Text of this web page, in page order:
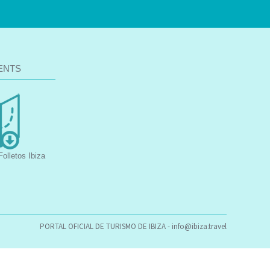
Ibiza
PORTAL OFICIAL DE TURISMO DE IBIZA - info@ibiza.travel